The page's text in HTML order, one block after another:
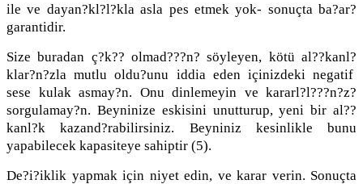
ile ve dayan?kl?l?kla asla pes etmek yok- sonuçta ba?ar?
garantidir.
Size buradan ç?k?? olmad???n? söyleyen, kötü al??kanl?
klar?n?zla mutlu oldu?unu iddia eden içinizdeki negatif
sese kulak asmay?n. Onu dinlemeyin ve kararl?l???n?z?
sorgulamay?n. Beyninize eskisini unutturup, yeni bir al??
kanl?k kazand?rabilirsiniz. Beyniniz kesinlikle bunu
yapabilecek kapasiteye sahiptir (5).
De?i?iklik yapmak için niyet edin, ve karar verin. Sonuçta